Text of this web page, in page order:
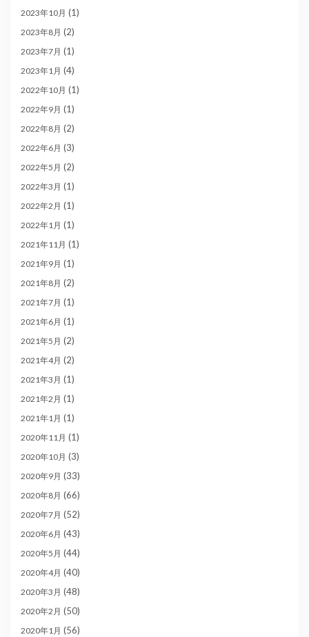
2023年10月 (1)
2023年8月 (2)
2023年7月 (1)
2023年1月 (4)
2022年10月 (1)
2022年9月 (1)
2022年8月 (2)
2022年6月 (3)
2022年5月 (2)
2022年3月 (1)
2022年2月 (1)
2022年1月 (1)
2021年11月 (1)
2021年9月 (1)
2021年8月 (2)
2021年7月 (1)
2021年6月 (1)
2021年5月 (2)
2021年4月 (2)
2021年3月 (1)
2021年2月 (1)
2021年1月 (1)
2020年11月 (1)
2020年10月 (3)
2020年9月 (33)
2020年8月 (66)
2020年7月 (52)
2020年6月 (43)
2020年5月 (44)
2020年4月 (40)
2020年3月 (48)
2020年2月 (50)
2020年1月 (56)